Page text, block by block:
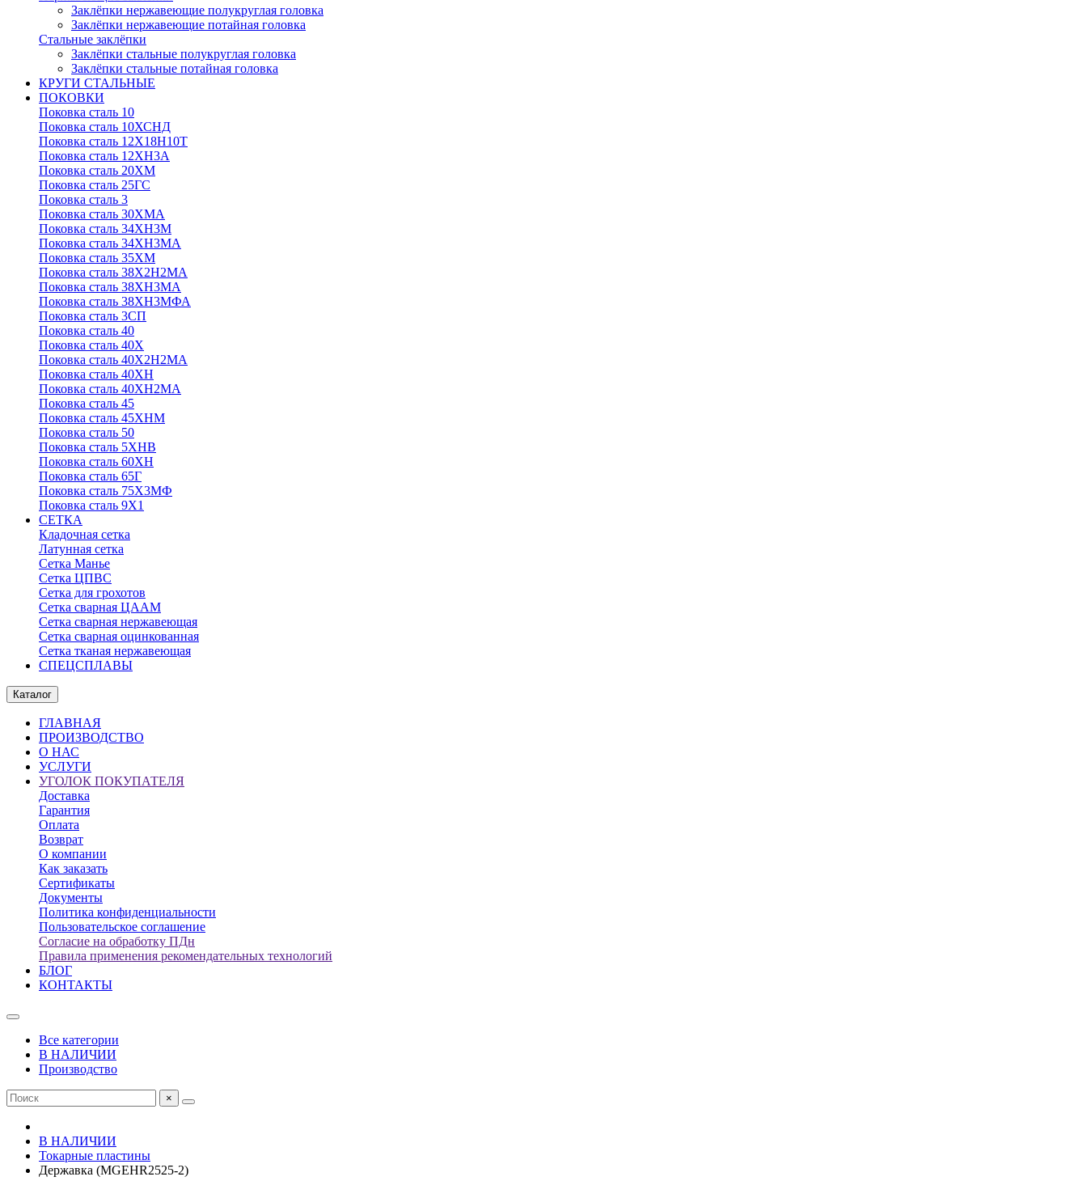
Заклёпки нержавеющие полукруглая головка
Заклёпки нержавеющие потайная головка
Стальные заклёпки
Заклёпки стальные полукруглая головка
Заклёпки стальные потайная головка
КРУГИ СТАЛЬНЫЕ
ПОКОВКИ
Поковка сталь 10
Поковка сталь 10ХСНД
Поковка сталь 12Х18Н10Т
Поковка сталь 12ХН3А
Поковка сталь 20ХМ
Поковка сталь 25ГС
Поковка сталь 3
Поковка сталь 30ХМА
Поковка сталь 34ХН3М
Поковка сталь 34ХН3МА
Поковка сталь 35ХМ
Поковка сталь 38Х2Н2МА
Поковка сталь 38ХН3МА
Поковка сталь 38ХН3МФА
Поковка сталь 3СП
Поковка сталь 40
Поковка сталь 40Х
Поковка сталь 40Х2Н2МА
Поковка сталь 40ХН
Поковка сталь 40ХН2МА
Поковка сталь 45
Поковка сталь 45ХНМ
Поковка сталь 50
Поковка сталь 5ХНВ
Поковка сталь 60ХН
Поковка сталь 65Г
Поковка сталь 75Х3МФ
Поковка сталь 9Х1
СЕТКА
Кладочная сетка
Латунная сетка
Сетка Манье
Сетка ЦПВС
Сетка для грохотов
Сетка сварная ЦААМ
Сетка сварная нержавеющая
Сетка сварная оцинкованная
Сетка тканая нержавеющая
СПЕЦСПЛАВЫ
Каталог
ГЛАВНАЯ
ПРОИЗВОДСТВО
О НАС
УСЛУГИ
УГОЛОК ПОКУПАТЕЛЯ
Доставка
Гарантия
Оплата
Возврат
О компании
Как заказать
Сертификаты
Документы
Политика конфиденциальности
Пользовательское соглашение
Согласие на обработку ПДн
Правила применения рекомендательных технологий
БЛОГ
КОНТАКТЫ
Все категории
В НАЛИЧИИ
Производство
×
В НАЛИЧИИ
Токарные пластины
Державка (MGEHR2525-2)